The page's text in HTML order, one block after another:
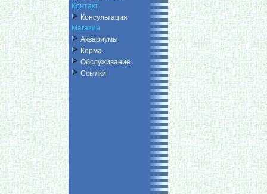
Контакт
Консультация
Магазин
Аквариумы
Корма
Обслуживание
Ссылки